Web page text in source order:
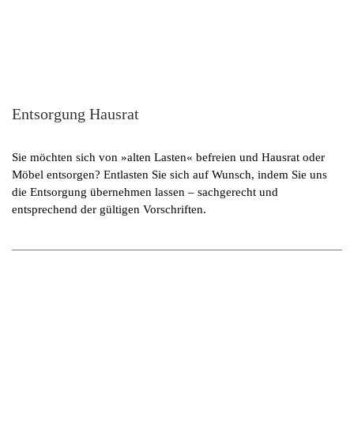
Entsorgung Hausrat
Sie möchten sich von »alten Lasten« befreien und Hausrat oder
Möbel entsorgen? Entlasten Sie sich auf Wunsch, indem Sie uns
die Entsorgung übernehmen lassen – sachgerecht und
entsprechend der gültigen Vorschriften.